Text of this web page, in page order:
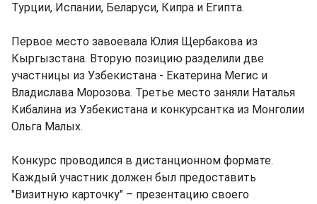
Турции, Испании, Беларуси, Кипра и Египта.
Первое место завоевала Юлия Щербакова из
Кыргызстана. Вторую позицию разделили две
участницы из Узбекистана - Екатерина Мегис и
Владислава Морозова. Третье место заняли Наталья
Кибалина из Узбекистана и конкурсантка из Монголии
Ольга Малых.
Конкурс проводился в дистанционном формате.
Каждый участник должен был предоставить
"Визитную карточку" – презентацию своего